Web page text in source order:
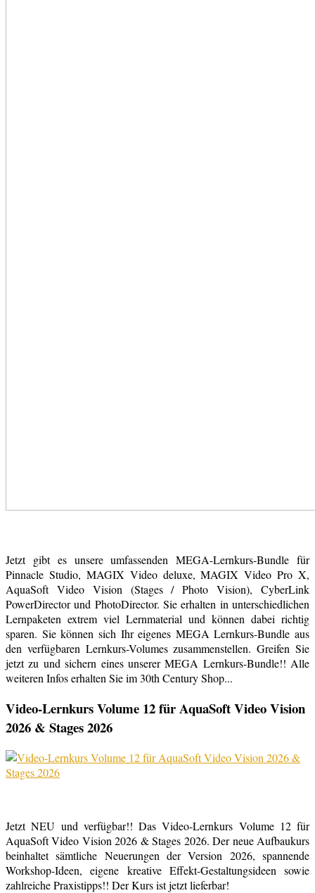
Jetzt gibt es unsere umfassenden MEGA-Lernkurs-Bundle für
Pinnacle Studio, MAGIX Video deluxe, MAGIX Video Pro X,
AquaSoft Video Vision (Stages / Photo Vision), CyberLink
PowerDirector und PhotoDirector. Sie erhalten in unterschiedlichen
Lernpaketen extrem viel Lernmaterial und können dabei richtig
sparen. Sie können sich Ihr eigenes MEGA Lernkurs-Bundle aus
den verfügbaren Lernkurs-Volumes zusammenstellen. Greifen Sie
jetzt zu und sichern eines unserer MEGA Lernkurs-Bundle!! Alle
weiteren Infos erhalten Sie im 30th Century Shop...
Video-Lernkurs Volume 12 für AquaSoft Video Vision
2026 & Stages 2026
Jetzt NEU und verfügbar!! Das Video-Lernkurs Volume 12 für
AquaSoft Video Vision 2026 & Stages 2026. Der neue Aufbaukurs
beinhaltet sämtliche Neuerungen der Version 2026, spannende
Workshop-Ideen, eigene kreative Effekt-Gestaltungsideen sowie
zahlreiche Praxistipps!! Der Kurs ist jetzt lieferbar!